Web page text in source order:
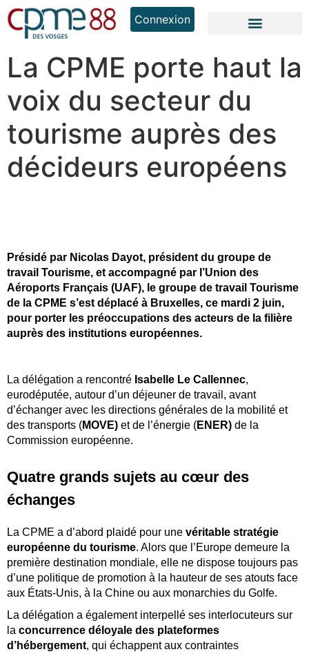
Connexion
La CPME porte haut la
voix du secteur du
tourisme auprès des
décideurs européens
Présidé par Nicolas Dayot, président du groupe de
travail Tourisme, et accompagné par l’Union des
Aéroports Français (UAF), le groupe de travail Tourisme
de la CPME s’est déplacé à Bruxelles, ce mardi 2 juin,
pour porter les préoccupations des acteurs de la filière
auprès des institutions européennes.
La délégation a rencontré Isabelle Le Callennec,
eurodéputée, autour d’un déjeuner de travail, avant
d’échanger avec les directions générales de la mobilité et
des transports (MOVE) et de l’énergie (ENER) de la
Commission européenne.
Quatre grands sujets au cœur des
échanges
La CPME a d’abord plaidé pour une véritable stratégie
européenne du tourisme. Alors que l’Europe demeure la
première destination mondiale, elle ne dispose toujours pas
d’une politique de promotion à la hauteur de ses atouts face
aux États-Unis, à la Chine ou aux monarchies du Golfe.
La délégation a également interpellé ses interlocuteurs sur
la concurrence déloyale des plateformes
d’hébergement, qui échappent aux contraintes